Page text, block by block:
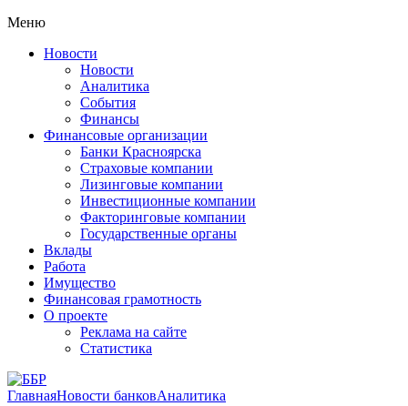
Меню
Новости
Новости
Аналитика
События
Финансы
Финансовые организации
Банки Красноярска
Страховые компании
Лизинговые компании
Инвестиционные компании
Факторинговые компании
Государственные органы
Вклады
Работа
Имущество
Финансовая грамотность
О проекте
Реклама на сайте
Статистика
ГлавнаяНовости банковАналитика